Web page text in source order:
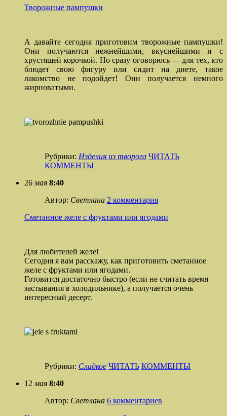
Творожные пампушки
А давайте сегодня приготовим творожные пампушки!
Они получаются нежнейшими, вкуснейшими и с
хрустящей корочкой. Но сразу оговорюсь — для тех, кто
блюдет свою фигуру или сидит на диете, такое
лакомство не подойдет! Они получается немного
жирноватыми.
Рубрики: Изделия из творога ЧИТАТЬ
КОММЕНТЫ
26 мая 8:40
Автор: Светлана 2 комментария
Сметанное желе с фруктами или ягодами
Для любителей желе!
Сегодня я вам расскажу, как приготовить сметанное
желе с фруктами или ягодами.
Готовится достаточно быстро (если не считать время
застывания в холодильнике), а получается очень
интересный десерт.
Рубрики: Сладкое ЧИТАТЬ КОММЕНТЫ
12 мая 8:40
Автор: Светлана 6 комментариев